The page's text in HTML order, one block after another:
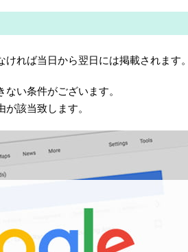
れば当日から翌日には掲載されます。
い条件がございます。
該当致します。